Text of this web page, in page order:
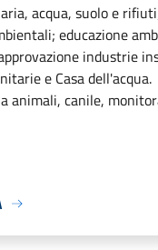
acqua, suolo e
educazione
industrie
e Casa dell'acqua.
animali, canile,